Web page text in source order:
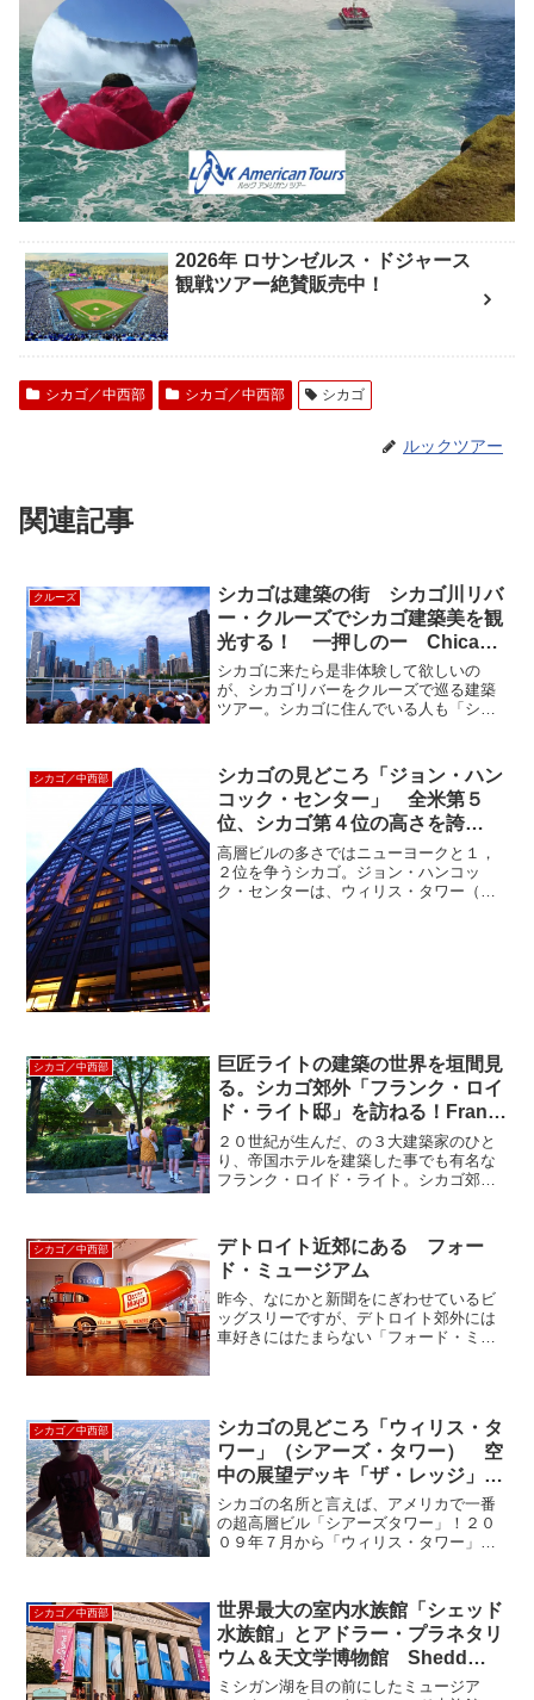
2026年 ロサンゼルス・ドジャース
観戦ツアー絶賛販売中！
シカゴ／中西部 シカゴ／中西部 シカゴ
ルックツアー
関連記事
クルーズ
シカゴは建築の街 シカゴ川リバ
ー・クルーズでシカゴ建築美を観
光する！ 一押しのー Chicago
Architecture River Cruise
シカゴに来たら是非体験して欲しいの
が、シカゴリバーをクルーズで巡る建築
ツアー。シカゴに住んでいる人も「シカ
が多いんですが、「でも建築クルー
ズ、、あれはスゴイ！ 迫力ある...
シカゴ／中西部
シカゴの見どころ「ジョン・ハン
コック・センター」 全米第５
位、シカゴ第４位の高さを誇
る”John Hancock Center”
高層ビルの多さではニューヨークと１，
２位を争うシカゴ。ジョン・ハンコッ
ク・センターは、ウィリス・タワー（シ
シカゴ／中西部
巨匠ライトの建築の世界を垣間見
る。シカゴ郊外「フランク・ロイ
ド・ライト邸」を訪ねる！Frank
Lloyd Wright House
２０世紀が生んだ、の３大建築家のひと
り、帝国ホテルを建築した事でも有名な
フランク・ロイド・ライト。シカゴ郊外
場所です。 オークパークに入ると、一目
でライトの設計と分かる...
シカゴ／中西部
デトロイト近郊にある フォー
ド・ミュージアム
昨今、なにかと新聞をにぎわせているビ
ッグスリーですが、デトロイト郊外には
車好きにはたまらない「フォード・ミュ
が陳列されていて、家族で...
シカゴ／中西部
シカゴの見どころ「ウィリス・タ
ワー」（シアーズ・タワー） 空
中の展望デッキ「ザ・レッジ」は
体験マストです。
シカゴの名所と言えば、アメリカで一番
の超高層ビル「シアーズタワー」！２０
０９年７月から「ウィリス・タワー」に
タッフも「シアーズタワー」で通じま
す。２００９年の７月に変わっ...
シカゴ／中西部
世界最大の室内水族館「シェッド
水族館」とアドラー・プラネタリ
ウム＆天文学博物館 Shedd
Aquarium & Adler Planetarium
ミシガン湖を目の前にしたミュージア